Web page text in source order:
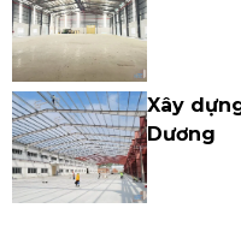
Xây
Dương